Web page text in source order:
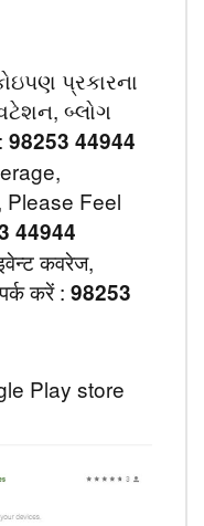
પ્રકારના
બ્લોગ
98253 44944
Please Feel
44944
कवरेज,
करें : 98253
Play store